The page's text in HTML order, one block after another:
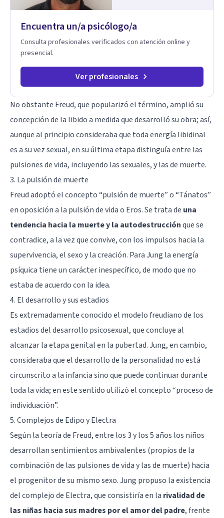
Encuentra un/a psicólogo/a
Consulta profesionales verificados con atención online y
presencial.
Ver profesionales
No obstante Freud, que popularizó el término, ampliósu
concepción de la libidoa medida que desarrolló su obra; así,
aunque al principio consideraba que toda energía libidinal
es a su vez sexual, en su última etapa distinguía entre las
pulsiones de vida, incluyendo las sexuales, y las de muerte.
3. La pulsión de muerte
Freud adoptó el concepto “pulsión de muerte” o “Tánatos”
en oposición a la pulsión de vida o Eros. Se trata de una
tendencia hacia la muerte y la autodestrucciónque se
contradice, a la vez que convive, con los impulsos hacia la
supervivencia, el sexo y la creación. Para Jung la energía
psíquica tiene un carácter inespecífico, de modo que no
estaba de acuerdo con la idea.
4. El desarrollo y sus estadios
Es extremadamente conocido el modelo freudiano de los
estadios del desarrollo psicosexual, que concluye al
alcanzar la etapa genital en la pubertad. Jung, en cambio,
consideraba que el desarrollo de la personalidad no está
circunscrito a la infancia sino que puede continuar durante
toda la vida; en este sentido utilizó el concepto “proceso de
individuación”.
5. Complejos de Edipo y Electra
Según la teoría de Freud, entre los 3 y los 5 años los niños
desarrollan sentimientos ambivalentes (propios de la
combinación de las pulsiones de vida y las de muerte) hacia
el progenitor de su mismo sexo. Jung propuso la existencia
del complejo de Electra, que consistiría en la rivalidad de
las niñas hacia sus madres por el amor del padre, frente